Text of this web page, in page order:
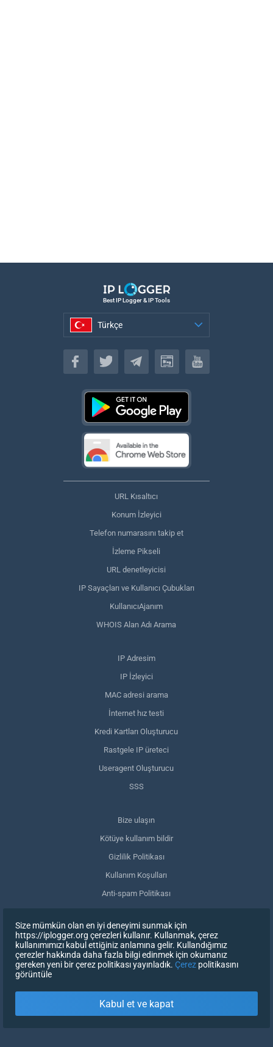
Best IP Logger & IP Tools
Türkçe
Türkçe
URL Kısaltıcı
Konum İzleyici
Telefon numarasını takip et
İzleme Pikseli
URL denetleyicisi
IP Sayaçları ve Kullanıcı Çubukları
KullanıcıAjanım
WHOIS Alan Adı Arama
IP Adresim
IP İzleyici
MAC adresi arama
İnternet hız testi
Kredi Kartları Oluşturucu
Rastgele IP üreteci
Useragent Oluşturucu
SSS
Bize ulaşın
Kötüye kullanım bildir
Gizlilik Politikası
Kullanım Koşulları
Anti-spam Politikası
Verilerimi sil
Onayınızı geri çekin
OTURUM AÇ
Size mümkün olan en iyi deneyimi sunmak için
https://iplogger.org çerezleri kullanır. Kullanmak, çerez
kullanımımızı kabul ettiğiniz anlamına gelir. Kullandığımız
çerezler hakkında daha fazla bilgi edinmek için okumanız
gereken yeni bir çerez politikası yayınladık. Çerez politikasını
görüntüle
Kabul et ve kapat